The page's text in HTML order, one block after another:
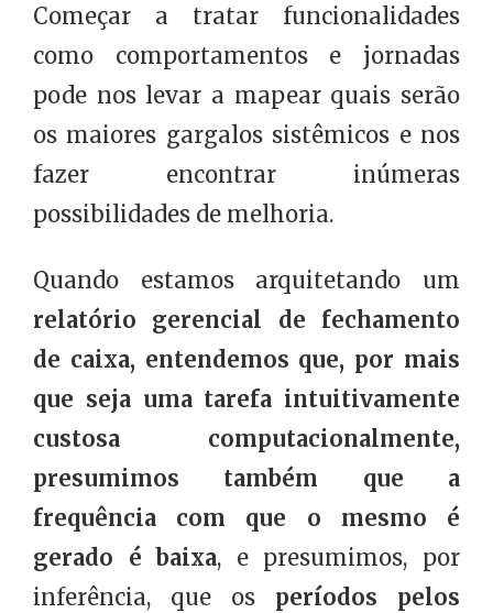
Começar a tratar funcionalidades
como comportamentos e jornadas
pode nos levar a mapear quais serão
os maiores gargalos sistêmicos e nos
fazer encontrar inúmeras
possibilidades de melhoria.
Quando estamos arquitetando um
relatório gerencial de fechamento
de caixa, entendemos que, por mais
que seja uma tarefa intuitivamente
custosa computacionalmente,
presumimos também que a
frequência com que o mesmo é
gerado é baixa, e presumimos, por
inferência, que os períodos pelos